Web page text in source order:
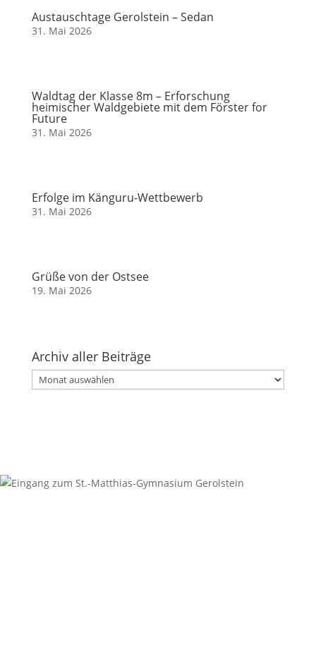
Austauschtage Gerolstein – Sedan
31. Mai 2026
Waldtag der Klasse 8m – Erforschung
heimischer Waldgebiete mit dem Förster for
Future
31. Mai 2026
Erfolge im Känguru-Wettbewerb
31. Mai 2026
Grüße von der Ostsee
19. Mai 2026
Archiv aller Beiträge
Archiv
aller